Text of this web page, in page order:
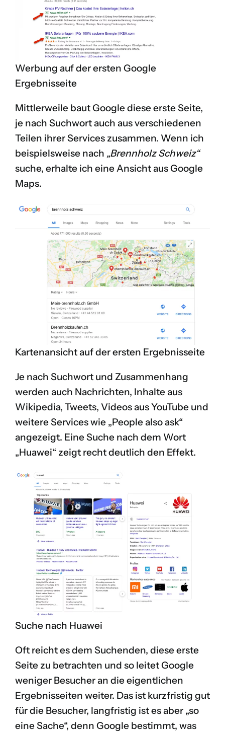
Werbung auf der ersten Google
Ergebnisseite
Mittlerweile baut Google diese erste Seite,
je nach Suchwort auch aus verschiedenen
Teilen ihrer Services zusammen. Wenn ich
beispielsweise nach „Brennholz Schweiz“
suche, erhalte ich eine Ansicht aus Google
Maps.
Kartenansicht auf der ersten Ergebnisseite
Je nach Suchwort und Zusammenhang
werden auch Nachrichten, Inhalte aus
Wikipedia, Tweets, Videos aus YouTube und
weitere Services wie „People also ask“
angezeigt. Eine Suche nach dem Wort
„Huawei“ zeigt recht deutlich den Effekt.
Suche nach Huawei
Oft reicht es dem Suchenden, diese erste
Seite zu betrachten und so leitet Google
weniger Besucher an die eigentlichen
Ergebnisseiten weiter. Das ist kurzfristig gut
für die Besucher, langfristig ist es aber „so
eine Sache“, denn Google bestimmt, was